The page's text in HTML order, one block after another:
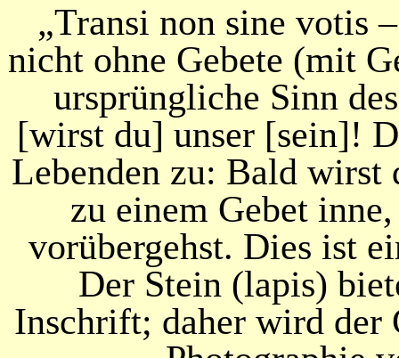
„Transi non sine votis
nicht ohne Gebete (mit
ursprüngliche Sinn
[wirst du] unser [sein]!
Lebenden zu: Bald wirst
zu einem Gebet
vorübergehst. Dies ist
Der Stein (lapis)
Inschrift; daher wird der